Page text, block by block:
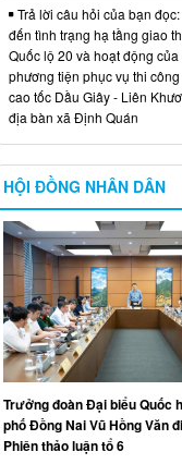
Trả lời câu hỏi của bạn
đến tình trạng hạ tầng giao
Quốc lộ 20 và hoạt động của
phương tiện phục vụ thi
cao tốc Dầu Giây - Liên
địa bàn xã Định Quán
HỘI ĐỒNG NHÂN DÂN
Trưởng đoàn Đại biểu Quốc
phố Đồng Nai Vũ Hồng Văn
Phiên thảo luận tổ 6